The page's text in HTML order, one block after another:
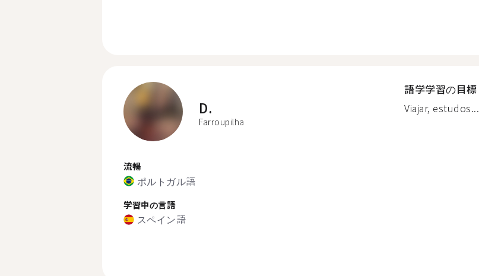
D.
Farroupilha
流暢
ポルトガル語
学習中の言語
スペイン語
語学学習の目標
Viajar, estudos...